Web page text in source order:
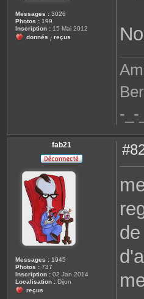
Messages : 3026
Photos : 199
Inscription : 15 Mai 2012
donnés / reçus
-_-
fab21
Messages : 1945
Photos : 737
Inscription : 02 Jan 2014
Localisation : Dijon
reçus